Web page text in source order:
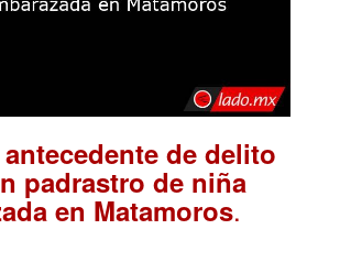
de delito
padrastro de niña
en Matamoros.